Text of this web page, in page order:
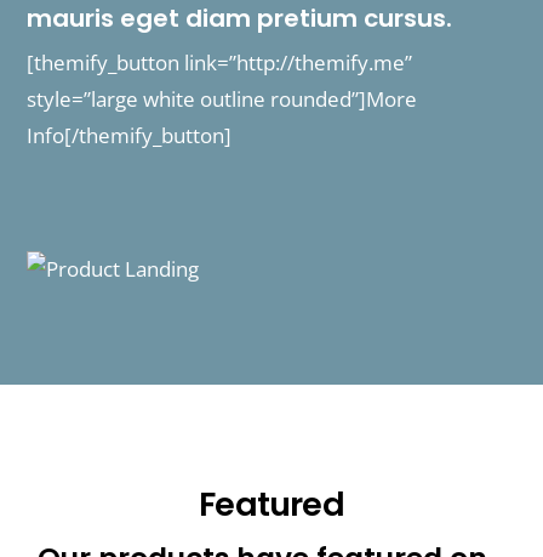
mauris eget diam pretium cursus.
[themify_button link=”http://themify.me”
style=”large white outline rounded”]More
Info[/themify_button]
Featured